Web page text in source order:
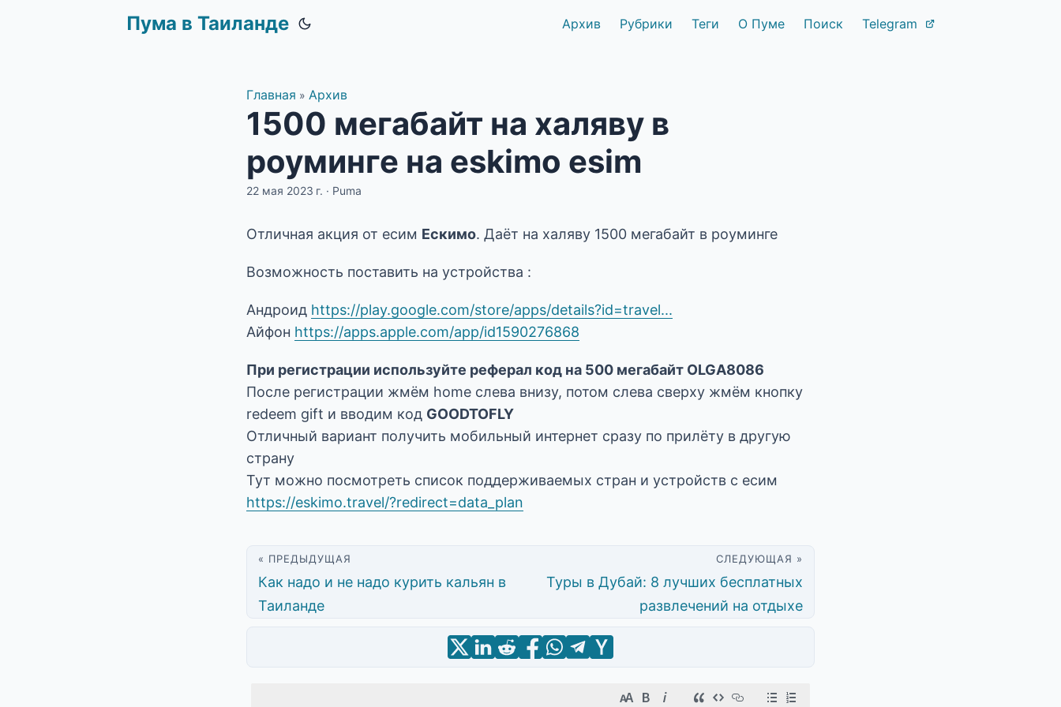
Пума в Таиланде Архив Рубрики Теги О Пуме Поиск Telegram
Главная » Архив
1500 мегабайт на халяву в
роуминге на eskimo esim
22 мая 2023 г. · Puma
Отличная акция от есим Ескимо. Даёт на халяву 1500 мегабайт в роуминге
Возможность поставить на устройства :
Андроид https://play.google.com/store/apps/details?id=travel...
Айфон https://apps.apple.com/app/id1590276868
При регистрации используйте реферал код на 500 мегабайт OLGA8086
После регистрации жмём home слева внизу, потом слева сверху жмём кнопку
redeem gift и вводим код GOODTOFLY
Отличный вариант получить мобильный интернет сразу по прилёту в другую
страну
Тут можно посмотреть список поддерживаемых стран и устройств с есим
https://eskimo.travel/?redirect=data_plan
« ПРЕДЫДУЩАЯ
Как надо и не надо курить кальян в
Таиланде
СЛЕДУЮЩАЯ »
Туры в Дубай: 8 лучших бесплатных
развлечений на отдыхе